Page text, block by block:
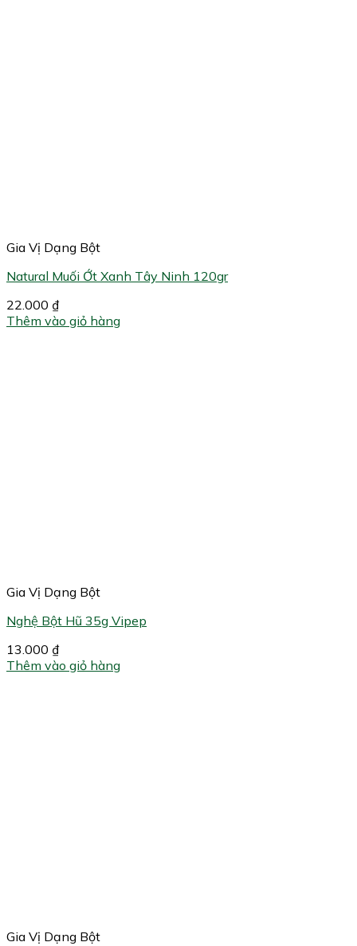
Gia Vị Dạng Bột
Natural Muối Ớt Xanh Tây Ninh 120gr
22.000 ₫
Thêm vào giỏ hàng
Gia Vị Dạng Bột
Nghệ Bột Hũ 35g Vipep
13.000 ₫
Thêm vào giỏ hàng
Gia Vị Dạng Bột